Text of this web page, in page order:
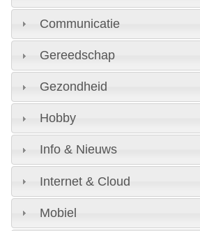
Communicatie
Gereedschap
Gezondheid
Hobby
Info & Nieuws
Internet & Cloud
Mobiel